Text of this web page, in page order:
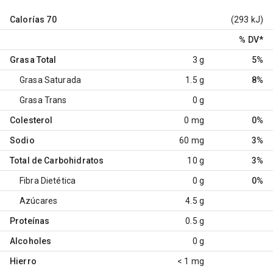
Calorías 70 (293 kJ)
% DV*
Grasa Total 3 g 5%
Grasa Saturada 1.5 g 8%
Grasa Trans 0 g
Colesterol 0 mg 0%
Sodio 60 mg 3%
Total de Carbohidratos 10 g 3%
Fibra Dietética 0 g 0%
Azúcares 4.5 g
Proteínas 0.5 g
Alcoholes 0 g
Hierro < 1 mg